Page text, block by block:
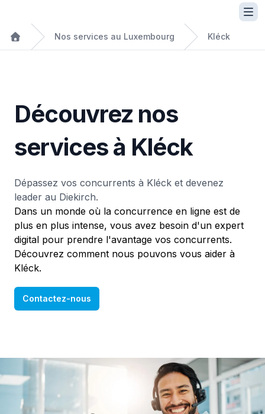
Nos services au Luxembourg Kléck
Découvrez nos
services à Kléck
Dépassez vos concurrents à Kléck et devenez
leader au Diekirch.
Dans un monde où la concurrence en ligne est de
plus en plus intense, vous avez besoin d'un expert
digital pour prendre l'avantage vos concurrents.
Découvrez comment nous pouvons vous aider à
Kléck.
Contactez-nous